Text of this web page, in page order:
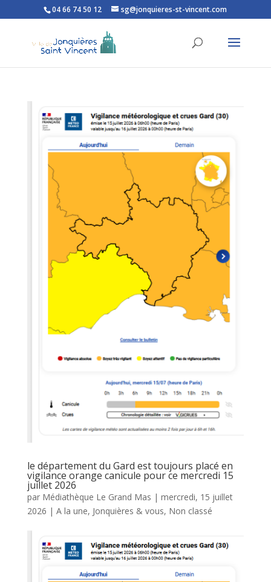
Ouvrir la barre d’outils
04 66 74 50 12 sg@jonquieres-st-vincent.com
le département du Gard est toujours placé en
vigilance orange canicule pour ce mercredi 15
juillet 2026
par Médiathèque Le Grand Mas | mercredi, 15 juillet
2026 | A la une, Jonquières & vous, Non classé